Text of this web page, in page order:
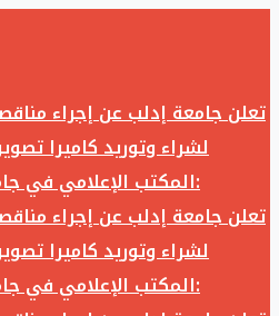
تعلن جامعة إدلب عن إجراء
لشراء وتوريد كاميرا
المكتب الإعلامي في جامعة إدلب وفق الآتي:
تعلن جامعة إدلب عن إجراء
لشراء وتوريد كاميرا
المكتب الإعلامي في جامعة إدلب وفق الآتي: